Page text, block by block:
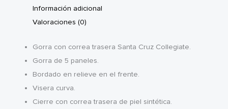
Información adicional
Valoraciones (0)
Gorra con correa trasera Santa Cruz Collegiate.
Gorra de 5 paneles.
Bordado en relieve en el frente.
Visera curva.
Cierre con correa trasera de piel sintética.